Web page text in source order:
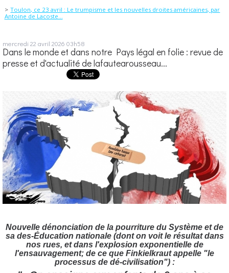
Toulon, ce 23 avril : Le trumpisme et les nouvelles droites américaines, par
Antoine de Lacoste...
mercredi 22 avril 2026 03h58
Dans le monde et dans notre Pays légal en folie : revue de
presse et d'actualité de lafautearousseau...
Nouvelle dénonciation de la pourriture du Système et de
sa des-Éducation nationale (dont on voit le résultat dans
nos rues, et dans l'explosion exponentielle de
l'ensauvagement; de ce que Finkielkraut appelle "le
processus de dé-civilisation") :